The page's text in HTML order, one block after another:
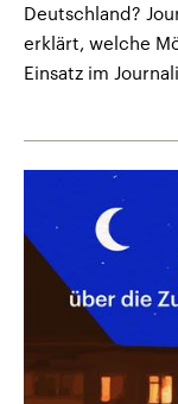
Deutschland?
erklärt, welche
Einsatz im